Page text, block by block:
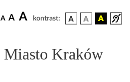
A A A kontrast:
Miasto Kraków